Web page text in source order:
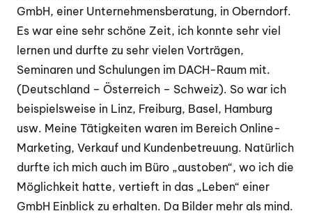
GmbH, einer Unternehmensberatung, in Oberndorf.
Es war eine sehr schöne Zeit, ich konnte sehr viel
lernen und durfte zu sehr vielen Vorträgen,
Seminaren und Schulungen im DACH-Raum mit.
(Deutschland – Österreich – Schweiz). So war ich
beispielsweise in Linz, Freiburg, Basel, Hamburg
usw. Meine Tätigkeiten waren im Bereich Online-
Marketing, Verkauf und Kundenbetreuung. Natürlich
durfte ich mich auch im Büro „austoben“, wo ich die
Möglichkeit hatte, vertieft in das „Leben“ einer
GmbH Einblick zu erhalten. Da Bilder mehr als mind.